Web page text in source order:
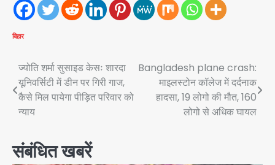
बिहार
Post
navigation
ज्योति शर्मा सुसाइड केसः शारदा
यूनिवर्सिटी में डीन पर गिरी गाज,
कैसे मिल पायेगा पीड़ित परिवार को
न्याय
Bangladesh plane crash:
माइलस्टोन कॉलेज में दर्दनाक
हादसा, 19 लोगो की मौत, 160
लोगो से अधिक घायल
संबंधित खबरें